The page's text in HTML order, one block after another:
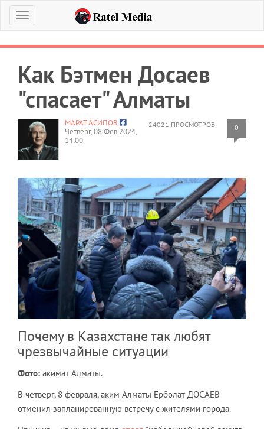
Меню
Как Бэтмен Досаев
"спасает" Алматы
24021 ПРОСМОТРОВ 0
МАРАТ АСИПОВ
Четверг, 08 Фев 2024,
14:00
Почему в Казахстане так любят
чрезвычайные ситуации
Фото: акимат Алматы.
В четверг, 8 февраля, аким Алматы Ерболат ДОСАЕВ
отменил запланированную встречу с жителями города.